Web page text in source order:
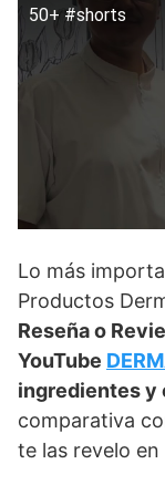
50+ #shorts
Lo más
Productos
Reseña o
YouTube
ingredientes y
comparativa
te las revelo